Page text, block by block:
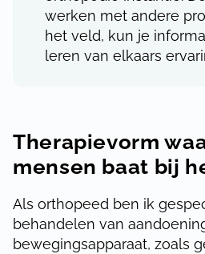
werken met andere
het veld, kun je
leren van elkaars
Therapievorm
mensen baat bij
Als orthopeed ben ik
behandelen van
bewegingsapparaat, zoals